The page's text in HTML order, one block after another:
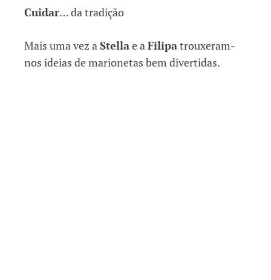
Cuidar… da tradição
Mais uma vez a Stellae a Filipatrouxeram-
nos ideias de marionetas bem divertidas.